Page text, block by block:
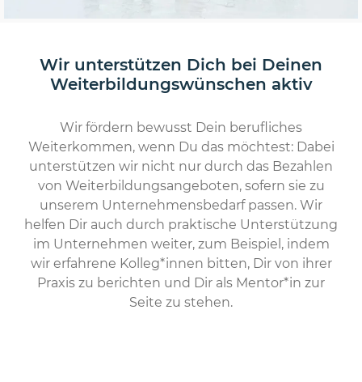
Wir unterstützen Dich bei Deinen
Weiterbildungswünschen aktiv
Wir fördern bewusst Dein berufliches
Weiterkommen, wenn Du das möchtest: Dabei
unterstützen wir nicht nur durch das Bezahlen
von Weiterbildungsangeboten, sofern sie zu
unserem Unternehmensbedarf passen. Wir
helfen Dir auch durch praktische Unterstützung
im Unternehmen weiter, zum Beispiel, indem
wir erfahrene Kolleg*innen bitten, Dir von ihrer
Praxis zu berichten und Dir als Mentor*in zur
Seite zu stehen.